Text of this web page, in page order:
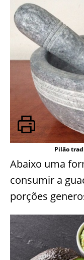
Pilão
Abaixo uma
consumir a
porções